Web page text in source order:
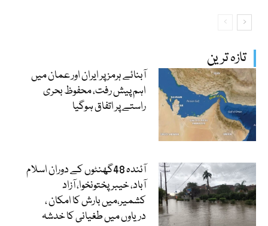
تازہ ترین
آبنائے ہرمز پر ایران اور عمان میں
اہم پیش رفت، محفوظ بحری
راستے پر اتفاق ہوگیا
آئندہ 48گھنٹوں کے دوران اسلام
آباد، خیبرپختونخوا، آزاد
کشمیر،میں بارش کا امکان ،
دریاوں میں طغیانی کا خدشہ